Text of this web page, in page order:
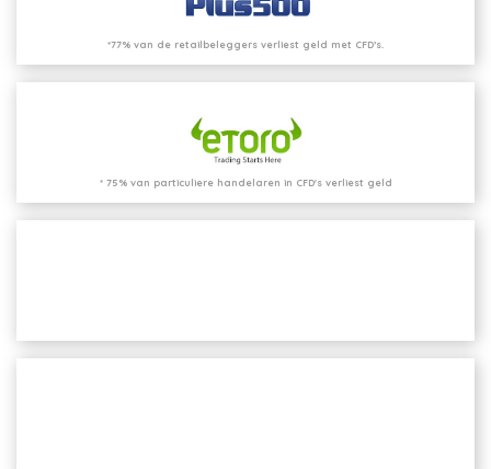
*77% van de retailbeleggers verliest geld met CFD’s.
* 75% van particuliere handelaren in CFD's verliest geld